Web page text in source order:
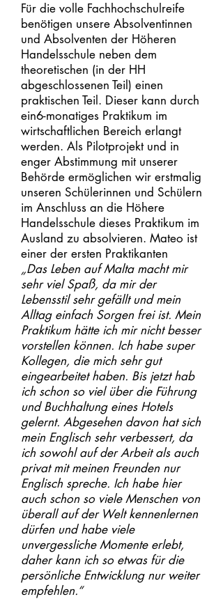
Für die volle Fachhochschulreife
benötigen unsere Absolventinnen
und Absolventen der Höheren
Handelsschule neben dem
theoretischen (in der HH
abgeschlossenen Teil) einen
praktischen Teil. Dieser kann durch
ein6-monatiges Praktikum im
wirtschaftlichen Bereich erlangt
werden. Als Pilotprojekt und in
enger Abstimmung mit unserer
Behörde ermöglichen wir erstmalig
unseren Schülerinnen und Schülern
im Anschluss an die Höhere
Handelsschule dieses Praktikum im
Ausland zu absolvieren. Mateo ist
einer der ersten Praktikanten
„Das Leben auf Malta macht mir
sehr viel Spaß, da mir der
Lebensstil sehr gefällt und mein
Alltag einfach Sorgen frei ist. Mein
Praktikum hätte ich mir nicht besser
vorstellen können. Ich habe super
Kollegen, die mich sehr gut
eingearbeitet haben. Bis jetzt hab
ich schon so viel über die Führung
und Buchhaltung eines Hotels
gelernt. Abgesehen davon hat sich
mein Englisch sehr verbessert, da
ich sowohl auf der Arbeit als auch
privat mit meinen Freunden nur
Englisch spreche. Ich habe hier
auch schon so viele Menschen von
überall auf der Welt kennenlernen
dürfen und habe viele
unvergessliche Momente erlebt,
daher kann ich so etwas für die
persönliche Entwicklung nur weiter
empfehlen.“